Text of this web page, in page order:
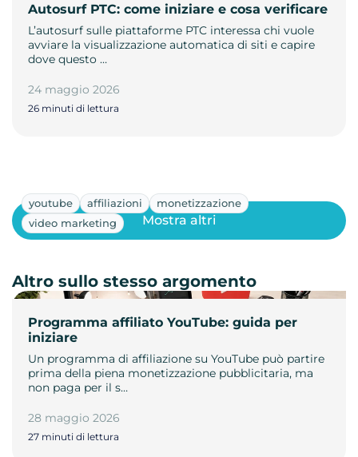
Autosurf PTC: come iniziare e cosa verificare
L’autosurf sulle piattaforme PTC interessa chi vuole
avviare la visualizzazione automatica di siti e capire
dove questo …
24 maggio 2026
26 minuti di lettura
youtube affiliazioni
monetizzazione
video marketing
Programma affiliato YouTube: guida per
iniziare
Un programma di affiliazione su YouTube può partire
prima della piena monetizzazione pubblicitaria, ma
non paga per il s…
28 maggio 2026
27 minuti di lettura
Mostra altri
Altro sullo stesso argomento